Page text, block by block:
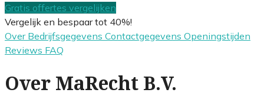
Gratis offertes vergelijken
Vergelijk en bespaar tot 40%!
Over Bedrijfsgegevens Contactgegevens Openingstijden
Reviews FAQ
Over MaRecht B.V.